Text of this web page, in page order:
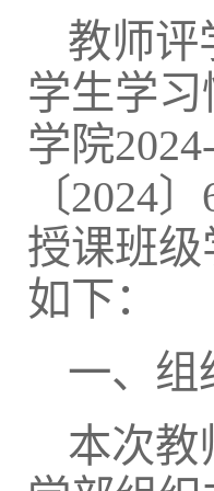
教师评
学生学
学院
〔2024
授课班
如下：
一、组
本次教